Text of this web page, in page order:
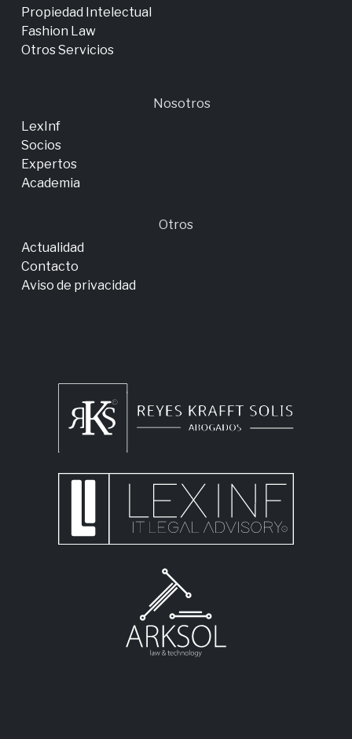
Propiedad Intelectual
Fashion Law
Otros Servicios
Nosotros
LexInf
Socios
Expertos
Academia
Otros
Actualidad
Contacto
Aviso de privacidad